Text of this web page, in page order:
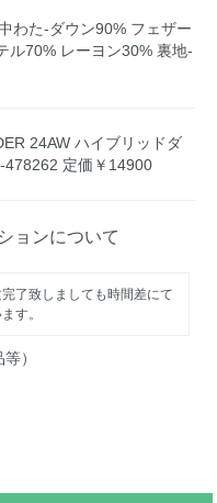
わた-ダウン90% フェザー
ル70% レーヨン30% 裏地-
24AW ハイブリッドダ
478262 定価￥14900
ョンについて
了致しましても時間差にて
す。
）